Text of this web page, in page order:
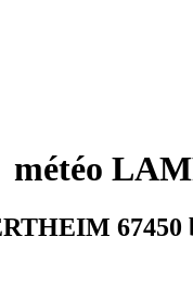
météo
67450